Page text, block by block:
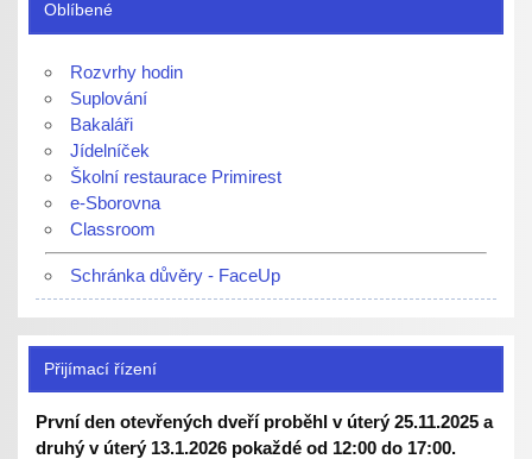
Oblíbené
Rozvrhy hodin
Suplování
Bakaláři
Jídelníček
Školní restaurace Primirest
e-Sborovna
Classroom
Schránka důvěry - FaceUp
Přijímací řízení
První den otevřených dveří proběhl v úterý 25.11.2025 a
druhý v úterý 13.1.2026 pokaždé od 12:00 do 17:00.